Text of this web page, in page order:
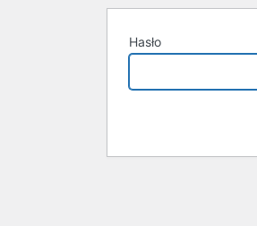
Hasło